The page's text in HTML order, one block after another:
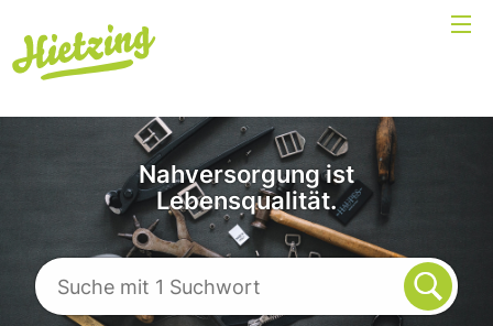
Nahversorgung ist
Lebensqualität.